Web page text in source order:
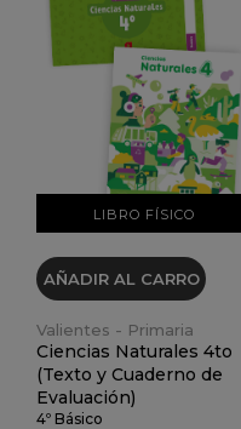
LIBRO FÍSICO
VER DETALLES
AÑADIR AL CARRO
Valientes - Primaria
Ciencias Naturales 4to
(Texto y Cuaderno de
Evaluación)
4º Básico